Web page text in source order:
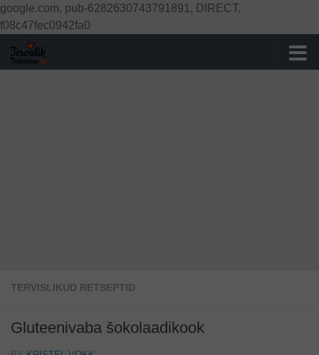
google.com, pub-6282630743791891, DIRECT,
f08c47fec0942fa0
Skip to content
TERVISLIKUD RETSEPTID
Gluteenivaba šokolaadikook